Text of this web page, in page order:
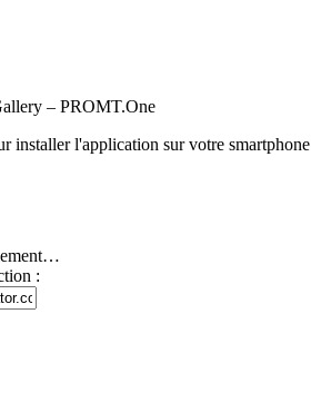
installer l'application sur votre smartphone
: